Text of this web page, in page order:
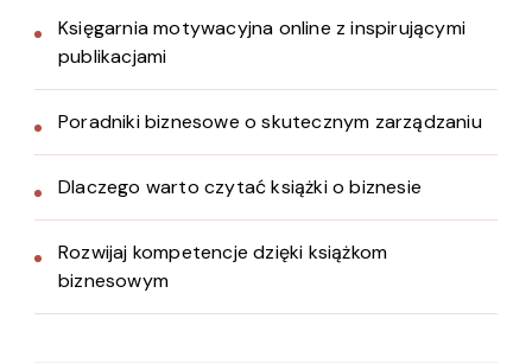
Księgarnia motywacyjna online z inspirującymi
publikacjami
Poradniki biznesowe o skutecznym zarządzaniu
Dlaczego warto czytać książki o biznesie
Rozwijaj kompetencje dzięki książkom
biznesowym